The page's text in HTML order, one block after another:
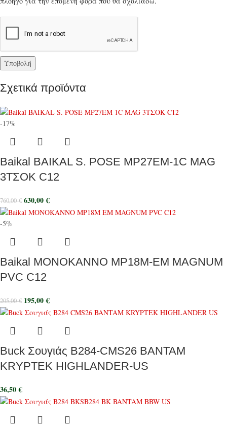
Σχετικά προϊόντα
-17%
Baikal BAIKAL S. POSE MP27EM-1C MAG
3ΤΣΟΚ C12
760,00€ 630,00€
-5%
Baikal ΜΟΝΟΚΑΝΝΟ MP18M-EM MAGNUM
PVC C12
205,00€ 195,00€
Buck Σουγιάς B284-CMS26 BANTAM
KRYPTEK HIGHLANDER-US
36,50€